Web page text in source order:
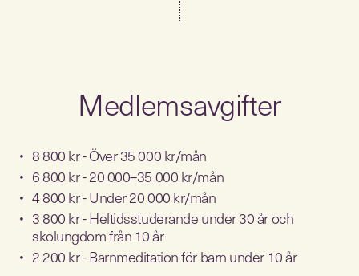
Medlemsavgifter
8 800 kr - Över 35 000 kr/mån
6 800 kr - 20 000–35 000 kr/mån
4 800 kr - Under 20 000 kr/mån
3 800 kr - Heltidsstuderande under 30 år och
skolungdom från 10 år
2 200 kr - Barnmeditation för barn under 10 år